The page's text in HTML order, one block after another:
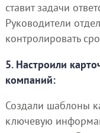
ставит задачи
Руководители
контролировать
5. Настроили
компаний:
Создали шаблоны
ключевую